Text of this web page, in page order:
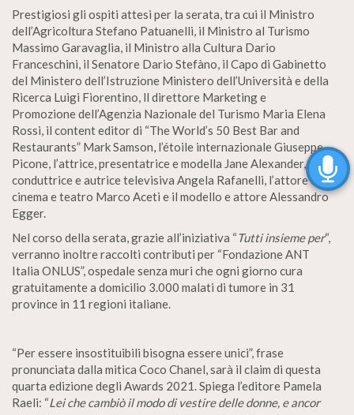
Prestigiosi gli ospiti attesi per la serata, tra cui il Ministro
dell’Agricoltura Stefano Patuanelli, il Ministro al Turismo
Massimo Garavaglia, il Ministro alla Cultura Dario
Franceschini, il Senatore Dario Stefàno, il Capo di Gabinetto
del Ministero dell’Istruzione Ministero dell’Università e della
Ricerca Luigi Fiorentino, ll direttore Marketing e
Promozione dell’Agenzia Nazionale del Turismo Maria Elena
Rossi, il content editor di “The World’s 50 Best Bar and
Restaurants” Mark Samson, l’étoile internazionale Giuseppe
Picone, l’attrice, presentatrice e modella Jane Alexander, la
conduttrice e autrice televisiva Angela Rafanelli, l’attore di
cinema e teatro Marco Aceti e il modello e attore Alessandro
Egger.
Nel corso della serata, grazie all’iniziativa “Tuttiinsieme per“,
verranno inoltre raccolti contributi per “Fondazione ANT
Italia ONLUS”, ospedale senza muri che ogni giorno cura
gratuitamente a domicilio 3.000 malati di tumore in 31
province in 11 regioni italiane.
“Per essere insostituibili bisogna essere unici”, frase
pronunciata dalla mitica Coco Chanel, sarà il claim di questa
quarta edizione degli Awards 2021. Spiega l’editore Pamela
Raeli: “Lei che cambiò il modo di vestire delle donne, e ancor